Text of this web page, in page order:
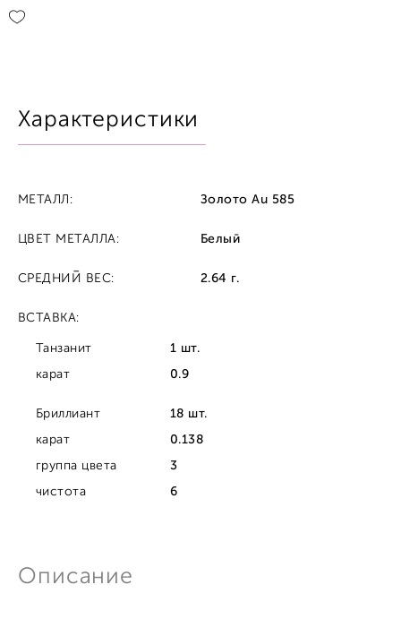
Характеристики
Описание
МЕТАЛЛ: Золото Au 585
ЦВЕТ МЕТАЛЛА: Белый
СРЕДНИЙ ВЕС: 2.64 г.
ВСТАВКА:
Танзанит
1 шт.
карат
0.9
Бриллиант
18 шт.
карат
0.138
группа цвета
3
чистота
6